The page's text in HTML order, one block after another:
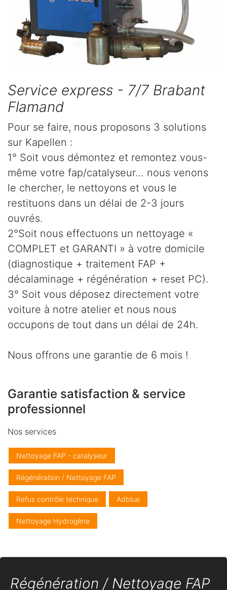
Service express - 7/7 Brabant
Flamand
Pour se faire, nous proposons 3 solutions
sur Kapellen :
1° Soit vous démontez et remontez vous-
même votre fap/catalyseur… nous venons
le chercher, le nettoyons et vous le
restituons dans un délai de 2-3 jours
ouvrés.
2°Soit nous effectuons un nettoyage «
COMPLET et GARANTI » à votre domicile
(diagnostique + traitement FAP +
décalaminage + régénération + reset PC).
3° Soit vous déposez directement votre
voiture à notre atelier et nous nous
occupons de tout dans un délai de 24h.
Nous offrons une garantie de 6 mois !
Garantie satisfaction & service
professionnel
Nos services
Nettoyage FAP - catalyseur
Régénération / Nettoyage FAP
Refus contrôle technique Adblue
Nettoyage Hydrogène
Régénération / Nettoyage FAP